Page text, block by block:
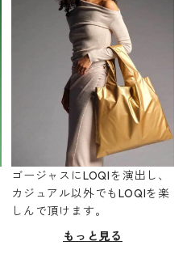
ゴージャスにLOQIを演出し、
カジュアル以外でもLOQIを楽
しんで頂けます。
もっと見る